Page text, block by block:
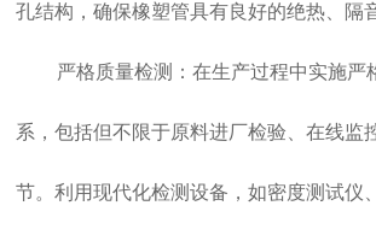
孔结构，确保橡塑管具有良好的绝热、隔
严格质量检测：在生产过程中实施严
系，包括但不限于原料进厂检验、在线监
节。利用现代化检测设备，如密度测试仪